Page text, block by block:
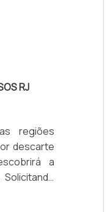
RJ
regiões
descarte
a
se chama
a melhor